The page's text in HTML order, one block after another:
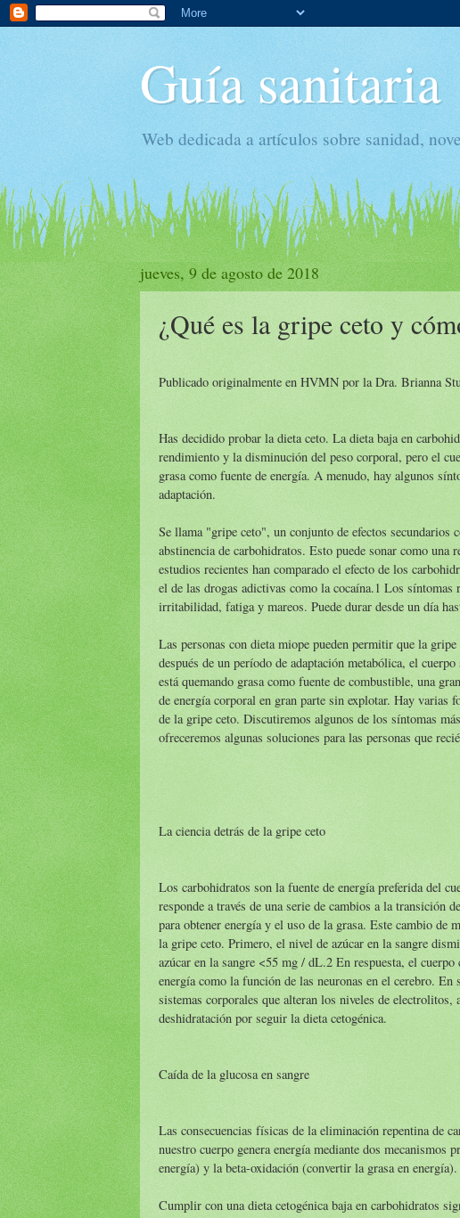
Guía sanitaria
Web dedicada a artículos sobre sanidad,
jueves, 9 de agosto de 2018
¿Qué es la gripe ceto y
Publicado originalmente en HVMN por la Dra. Brianna
Has decidido probar la dieta ceto. La dieta baja en
rendimiento y la disminución del peso corporal, pero el
grasa como fuente de energía. A menudo, hay algunos
adaptación.
Se llama "gripe ceto", un conjunto de efectos secundarios
abstinencia de carbohidratos. Esto puede sonar como una
estudios recientes han comparado el efecto de los
el de las drogas adictivas como la cocaína.1 Los síntomas
irritabilidad, fatiga y mareos. Puede durar desde un día
Las personas con dieta miope pueden permitir que la
después de un período de adaptación metabólica, el
está quemando grasa como fuente de combustible, una
de energía corporal en gran parte sin explotar. Hay varias
de la gripe ceto. Discutiremos algunos de los síntomas
ofreceremos algunas soluciones para las personas que
La ciencia detrás de la gripe ceto
Los carbohidratos son la fuente de energía preferida del
responde a través de una serie de cambios a la transición
para obtener energía y el uso de la grasa. Este cambio de
la gripe ceto. Primero, el nivel de azúcar en la sangre
azúcar en la sangre <55 mg / dL.2 En respuesta, el
energía como la función de las neuronas en el cerebro. En
sistemas corporales que alteran los niveles de
deshidratación por seguir la dieta cetogénica.
Caída de la glucosa en sangre
Las consecuencias físicas de la eliminación repentina de
nuestro cuerpo genera energía mediante dos
energía) y la beta-oxidación (convertir la grasa en energía).
Cumplir con una dieta cetogénica baja en carbohidratos